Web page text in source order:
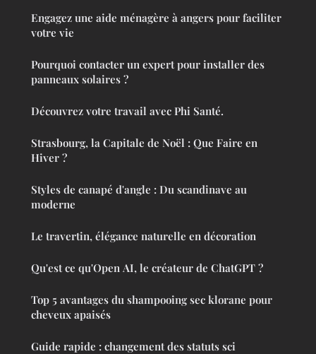
Engagez une aide ménagère à angers pour faciliter
votre vie
Pourquoi contacter un expert pour installer des
panneaux solaires ?
Découvrez votre travail avec Phi Santé.
Strasbourg, la Capitale de Noël : Que Faire en
Hiver ?
Styles de canapé d'angle : Du scandinave au
moderne
Le travertin, élégance naturelle en décoration
Qu'est ce qu'Open AI, le créateur de ChatGPT ?
Top 5 avantages du shampooing sec klorane pour
cheveux apaisés
Guide rapide : changement des statuts sci